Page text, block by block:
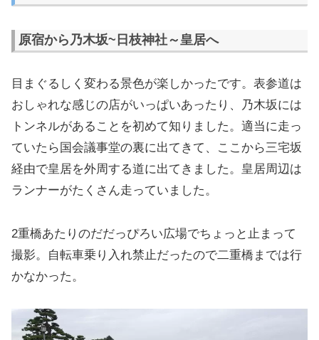
原宿から乃木坂~日枝神社～皇居へ
目まぐるしく変わる景色が楽しかったです。表参道は
おしゃれな感じの店がいっぱいあったり、乃木坂には
トンネルがあることを初めて知りました。適当に走っ
ていたら国会議事堂の裏に出てきて、ここから三宅坂
経由で皇居を外周する道に出てきました。皇居周辺は
ランナーがたくさん走っていました。
2重橋あたりのだだっぴろい広場でちょっと止まって
撮影。自転車乗り入れ禁止だったので二重橋までは行
かなかった。